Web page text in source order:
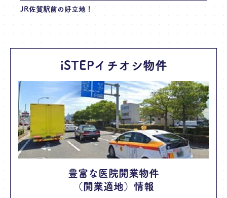
JR佐賀駅前の好立地！
iSTEPイチオシ物件
豊富な医院開業物件
（開業適地）情報